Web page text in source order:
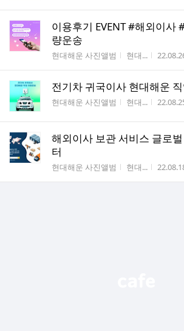
이용후기 EVENT #해외이사
량운송
게시판명
현대해운 사진앨범 작성자
현대... 작성시
전기차 귀국이사 현대해운
게시판명
현대해운 사진앨범 작성자
현대... 작성시
해외이사 보관 서비스 글로
터
게시판명
현대해운 사진앨범 작성자
현대... 작성시